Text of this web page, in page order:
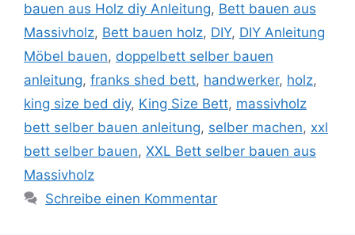
bauen aus Holz diy Anleitung, Bett bauen aus
Massivholz, Bett bauen holz, DIY, DIY Anleitung
Möbel bauen, doppelbett selber bauen
anleitung, franks shed bett, handwerker, holz,
king size bed diy, King Size Bett, massivholz
bett selber bauen anleitung, selber machen, xxl
bett selber bauen, XXL Bett selber bauen aus
Massivholz
Schreibe einen Kommentar